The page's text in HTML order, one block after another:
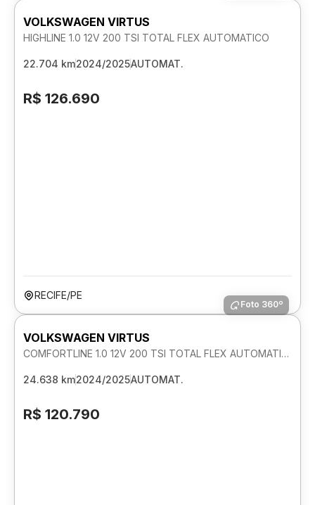
VOLKSWAGEN VIRTUS
HIGHLINE 1.0 12V 200 TSI TOTAL FLEX AUTOMATICO
22.704 km2024/2025AUTOMAT.
R$ 126.690
RECIFE/PE
Foto 360º
VOLKSWAGEN VIRTUS
COMFORTLINE 1.0 12V 200 TSI TOTAL FLEX AUTOMATICO
24.638 km2024/2025AUTOMAT.
R$ 120.790